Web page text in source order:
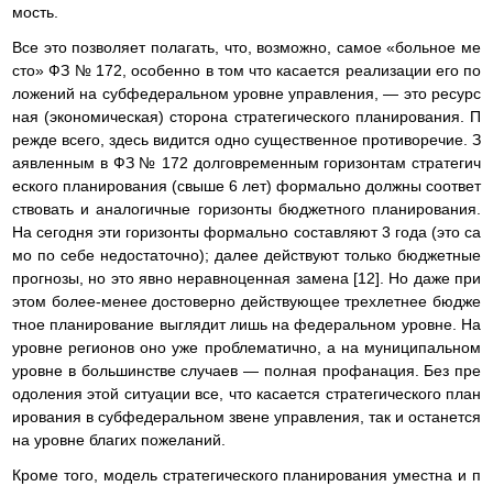
мость.
Все это позволяет полагать, что, возможно, самое «больное ме
сто» ФЗ № 172, особенно в том что касается реализации его по
ложений на субфедеральном уровне управления, — это ресурс
ная (экономическая) сторона стратегического планирования. П
режде всего, здесь видится одно существенное противоречие. З
аявленным в ФЗ № 172 долговременным горизонтам стратегич
еского планирования (свыше 6 лет) формально должны соответ
ствовать и аналогичные горизонты бюджетного планирования.
На сегодня эти горизонты формально составляют 3 года (это са
мо по себе недостаточно); далее действуют только бюджетные
прогнозы, но это явно неравноценная замена [12]. Но даже при
этом более-менее достоверно действующее трехлетнее бюдже
тное планирование выглядит лишь на федеральном уровне. На
уровне регионов оно уже проблематично, а на муниципальном
уровне в большинстве случаев — полная профанация. Без пре
одоления этой ситуации все, что касается стратегического план
ирования в субфедеральном звене управления, так и останется
на уровне благих пожеланий.
Кроме того, модель стратегического планирования уместна и п